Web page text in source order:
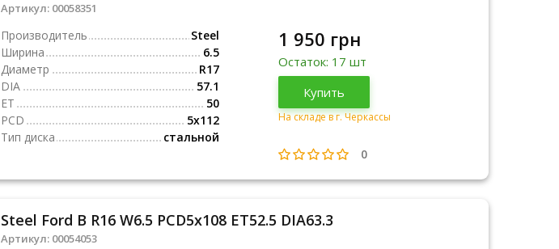
Артикул: 00058351
Производитель
Steel
Ширина
6.5
Диаметр
R17
DIA
57.1
ET
50
PCD
5x112
Тип диска
стальной
1 950 грн
Остаток: 17 шт
Купить
На складе в г. Черкассы
0
Steel Ford B R16 W6.5 PCD5x108 ET52.5 DIA63.3
Артикул: 00054053